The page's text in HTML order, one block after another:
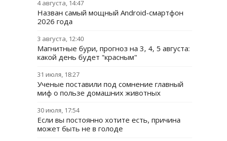
4 августа, 14:47
Назван самый мощный Android-смартфон
2026 года
3 августа, 12:40
Магнитные бури, прогноз на 3, 4, 5 августа:
какой день будет "красным"
31 июля, 18:27
Ученые поставили под сомнение главный
миф о пользе домашних животных
30 июля, 17:54
Если вы постоянно хотите есть, причина
может быть не в голоде